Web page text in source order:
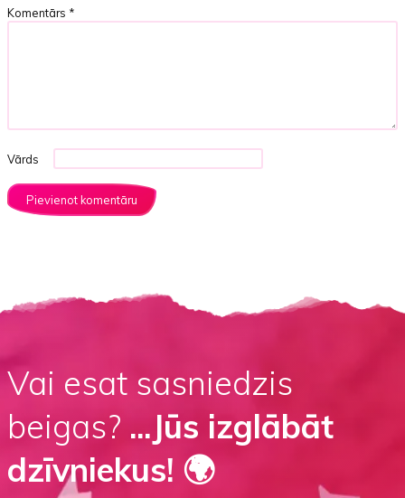
Komentārs *
Vārds
Vai esat sasniedzis
beigas? ...Jūs izglābāt
dzīvniekus! 🌍